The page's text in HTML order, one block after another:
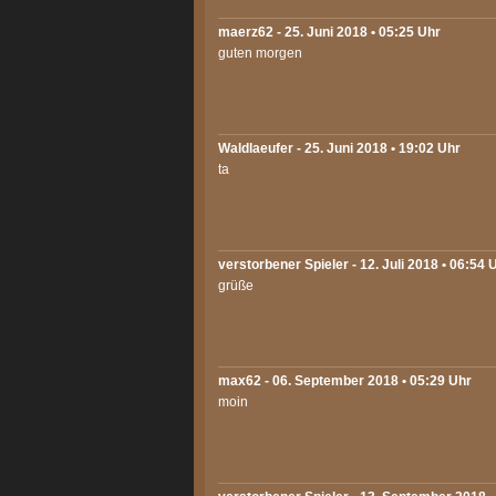
maerz62 - 25. Juni 2018 • 05:25 Uhr
guten morgen
Waldlaeufer - 25. Juni 2018 • 19:02 Uhr
ta
verstorbener Spieler - 12. Juli 2018 • 06:54
grüße
max62 - 06. September 2018 • 05:29 Uhr
moin